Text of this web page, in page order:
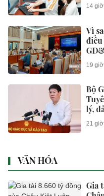
14
Vì
19
Bộ
lý,
328
21
VĂN HÓA
Gia